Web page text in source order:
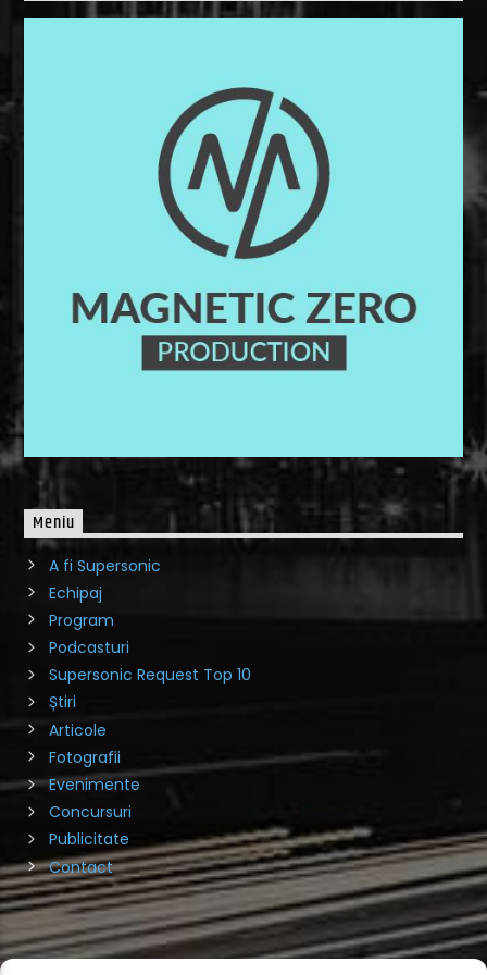
Meniu
A fi Supersonic
Echipaj
Program
Podcasturi
Supersonic Request Top 10
Știri
Articole
Fotografii
Evenimente
Concursuri
Publicitate
Contact